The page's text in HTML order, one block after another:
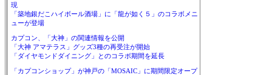
現
「築地銀だこハイボール酒場」に「龍が如く５」のコラボメニ
ューが登場
カプコン、「大神」の関連情報を公開
「大神 アマテラス」グッズ3種の再受注が開始
「ダイヤモンドダイニング」とのコラボ期間を延長
「カプコンショップ」が神戸の「MOSAIC」に期間限定オープ